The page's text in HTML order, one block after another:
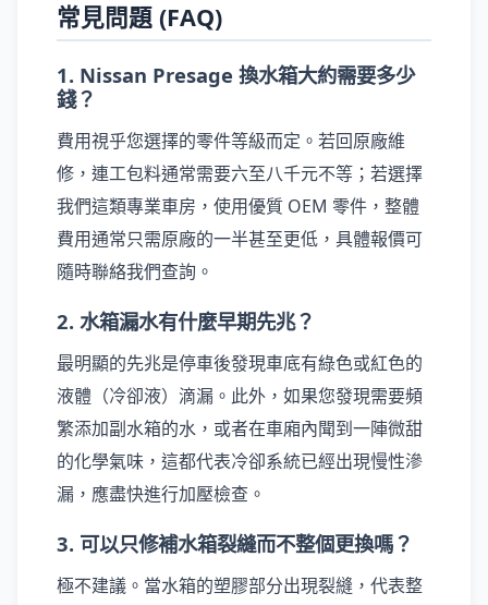
常見問題 (FAQ)
1. Nissan Presage 換水箱大約需要多少
錢？
費用視乎您選擇的零件等級而定。若回原廠維
修，連工包料通常需要六至八千元不等；若選擇
我們這類專業車房，使用優質 OEM 零件，整體
費用通常只需原廠的一半甚至更低，具體報價可
隨時聯絡我們查詢。
2. 水箱漏水有什麼早期先兆？
最明顯的先兆是停車後發現車底有綠色或紅色的
液體（冷卻液）滴漏。此外，如果您發現需要頻
繁添加副水箱的水，或者在車廂內聞到一陣微甜
的化學氣味，這都代表冷卻系統已經出現慢性滲
漏，應盡快進行加壓檢查。
3. 可以只修補水箱裂縫而不整個更換嗎？
極不建議。當水箱的塑膠部分出現裂縫，代表整